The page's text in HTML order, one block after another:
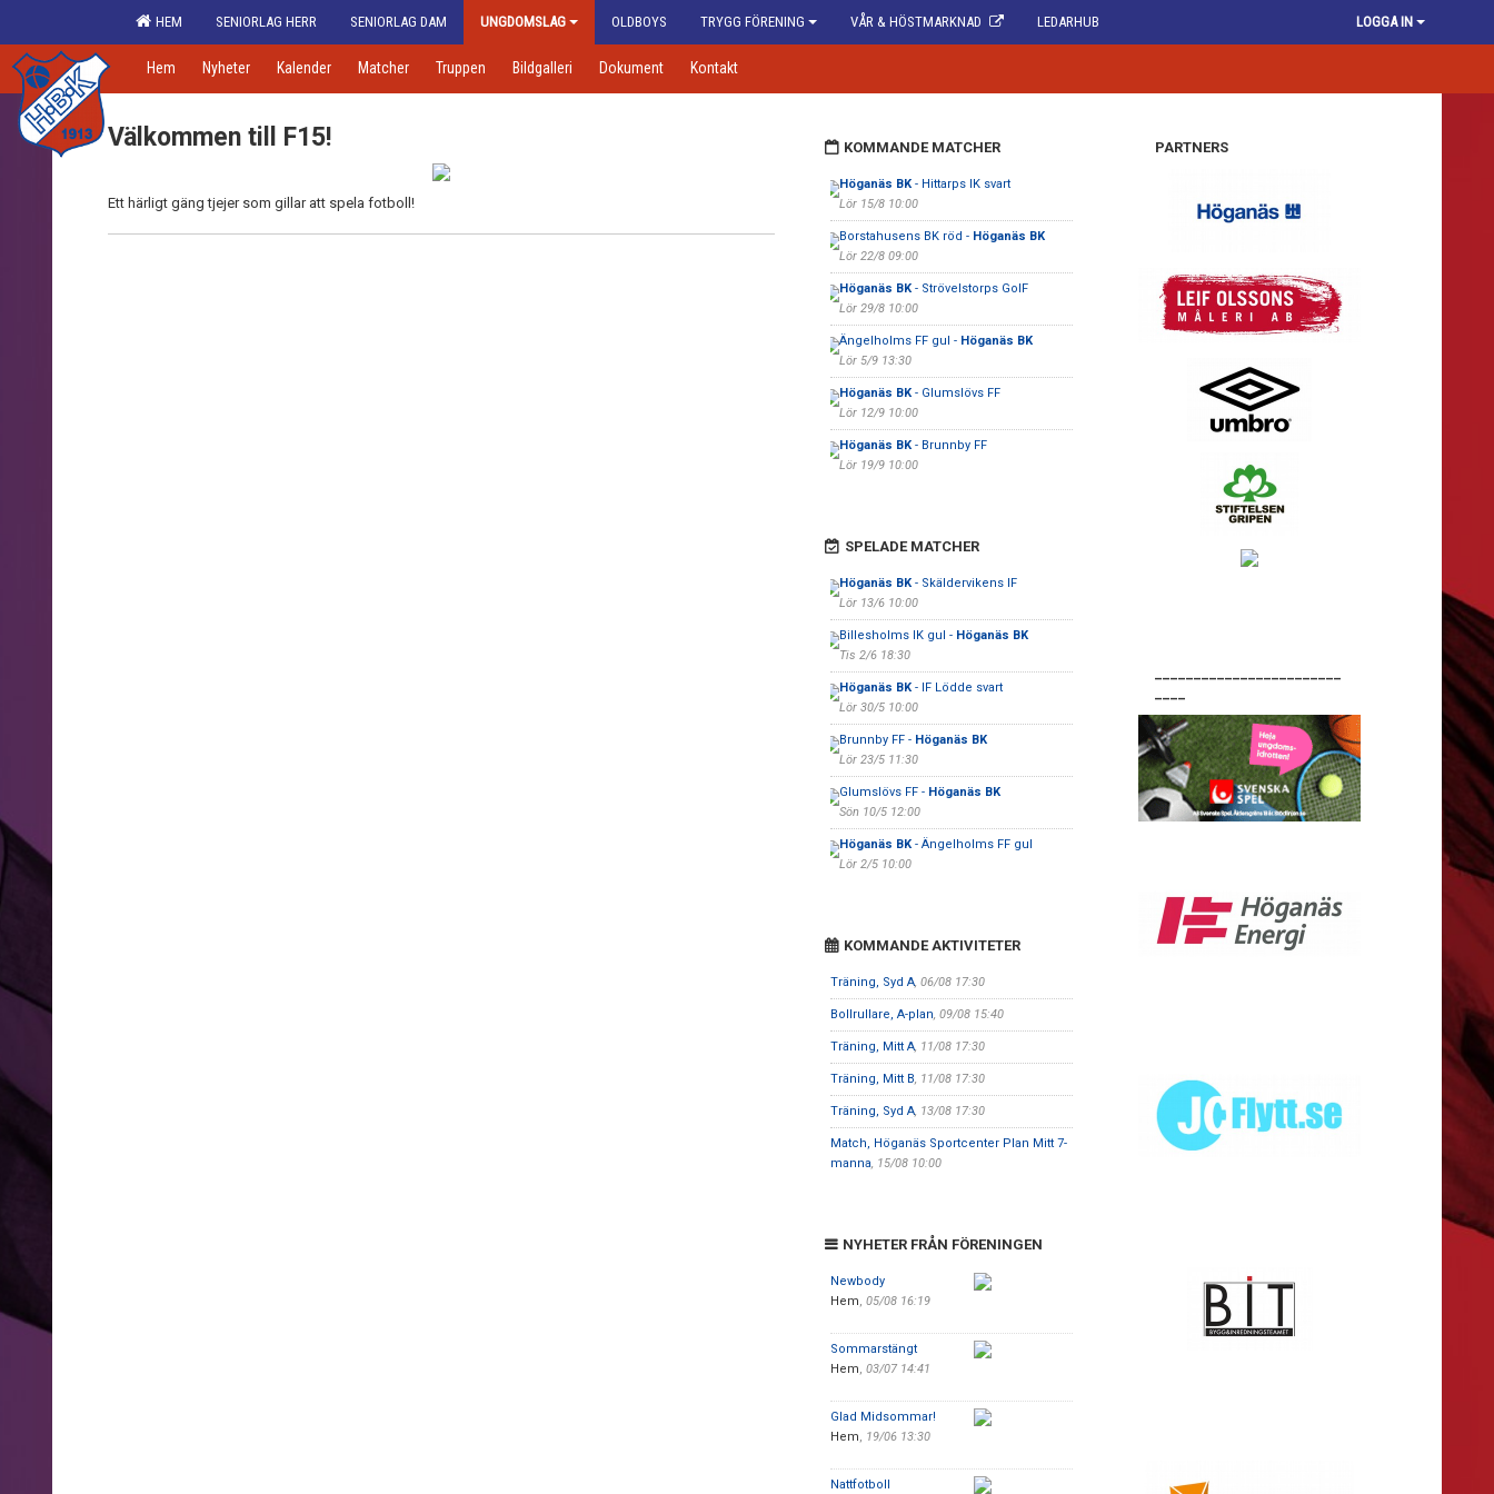
HEM SENIORLAG HERR SENIORLAG DAM UNGDOMSLAG OLDBOYS TRYGG FÖRENING VÅR & HÖSTMARKNAD LEDARHUB LOGGA IN
Hem Nyheter Kalender Matcher Truppen Bildgalleri Dokument Kontakt
Välkommen till F15!
Ett härligt gäng tjejer som gillar att spela fotboll!
KOMMANDE MATCHER
Höganäs BK- Hittarps IK svart
Lör 15/8 10:00
Borstahusens BK röd - Höganäs BK
Lör 22/8 09:00
Höganäs BK- Strövelstorps GoIF
Lör 29/8 10:00
Ängelholms FF gul - Höganäs BK
Lör 5/9 13:30
Höganäs BK- Glumslövs FF
Lör 12/9 10:00
Höganäs BK- Brunnby FF
Lör 19/9 10:00
SPELADE MATCHER
Höganäs BK- Skäldervikens IF
Lör 13/6 10:00
Billesholms IK gul - Höganäs BK
Tis 2/6 18:30
Höganäs BK- IF Lödde svart
Lör 30/5 10:00
Brunnby FF - Höganäs BK
Lör 23/5 11:30
Glumslövs FF - Höganäs BK
Sön 10/5 12:00
Höganäs BK- Ängelholms FF gul
Lör 2/5 10:00
KOMMANDE AKTIVITETER
Träning, Syd A, 06/08 17:30
Bollrullare, A-plan, 09/08 15:40
Träning, Mitt A, 11/08 17:30
Träning, Mitt B, 11/08 17:30
Träning, Syd A, 13/08 17:30
Match, Höganäs Sportcenter Plan Mitt 7-
manna, 15/08 10:00
NYHETER FRÅN FÖRENINGEN
Newbody
Hem, 05/08 16:19
Sommarstängt
Hem, 03/07 14:41
Glad Midsommar!
Hem, 19/06 13:30
Nattfotboll
PARTNERS
________________________
____